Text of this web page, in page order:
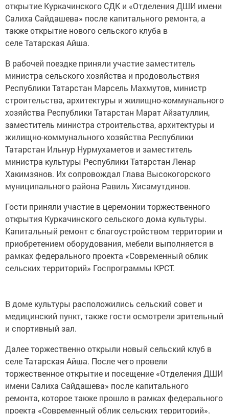
открытие Куркачинского СДК и «Отделения ДШИ имени
Салиха Сайдашева» после капитального ремонта, а
также открытие нового сельского клуба в
селе Татарская Айша.
В рабочей поездке приняли участие заместитель
министра сельского хозяйства и продовольствия
Республики Татарстан Марсель Махмутов, министр
строительства, архитектуры и жилищно-коммунального
хозяйства Республики Татарстан Марат Айзатуллин,
заместитель министра строительства, архитектуры и
жилищно-коммунального хозяйства Республики
Татарстан Ильнур Нурмухаметов и заместитель
министра культуры Республики Татарстан Ленар
Хакимзянов. Их сопровождал Глава Высокогорского
муниципального района Равиль Хисамутдинов.
Гости приняли участие в церемонии торжественного
открытия Куркачинского сельского дома культуры.
Капитальный ремонт с благоустройством территории и
приобретением оборудования, мебели выполняется в
рамках федерального проекта «Современный облик
сельских территорий» Госпрограммы КРСТ.
В доме культуры расположились сельский совет и
медицинский пункт, также гости осмотрели зрительный
и спортивный зал.
Далее торжественно открыли новый сельский клуб в
селе Татарская Айша. После чего провели
торжественное открытие и посещение «Отделения ДШИ
имени Салиха Сайдашева» после капитального
ремонта, которое также прошло в рамках федерального
проекта «Современный облик сельских территорий».